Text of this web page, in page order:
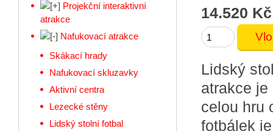
14.520 Kč
Lidský
atrakce
celou hru
fotbálek
Projekční interaktivní
atrakce
Nafukovací atrakce
Skákací hrady
Nafukovací skluzavky
Aktivní centra
Lezecké stěny
Lidský stolní fotbal